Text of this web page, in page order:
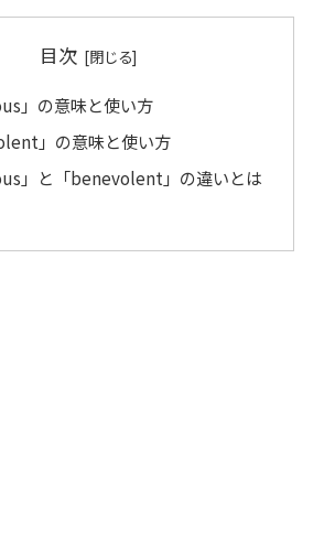
目次
」の意味と使い方
」の意味と使い方
」と「benevolent」の違いとは